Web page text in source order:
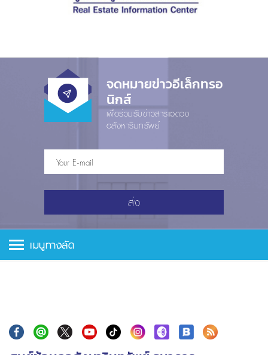
จดหมายข่าวอีเล็กทรอ
นิกส์
เพื่อร่วมรับข่าวสารแวดวง
อสังหาริมทรัพย์
ส่ง
เมนูทางลัด